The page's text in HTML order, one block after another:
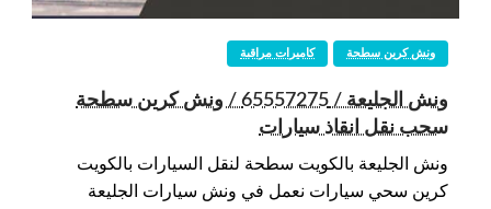
كاميرات مراقبة ونش كرين سطحة
ونش الجليعة / 65557275 / ونش كرين سطحة
سحب نقل انقاذ سيارات
ونش الجليعة بالكويت سطحة لنقل السيارات بالكويت
كرين سحي سيارات نعمل في ونش سيارات الجليعة